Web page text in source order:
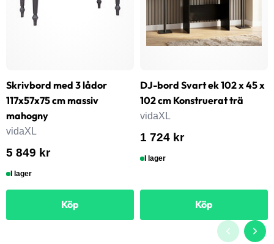
Skrivbord med 3 lådor
117x57x75 cm massiv
mahogny
vidaXL
5 849 kr
I lager
Köp
DJ-bord Svart ek 102 x 45 x
102 cm Konstruerat trä
vidaXL
1 724 kr
I lager
Köp